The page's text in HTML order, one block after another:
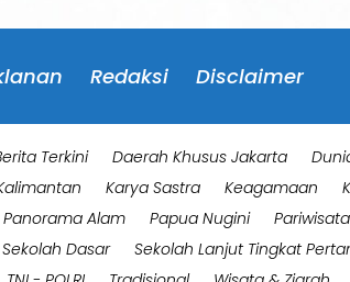
Redaksi Disclaimer
Terkini Daerah Khusus Jakarta
Karya Sastra Keagamaan
Panorama Alam Papua Nugini Pariwisata
Sekolah Dasar Sekolah Lanjut Tingkat